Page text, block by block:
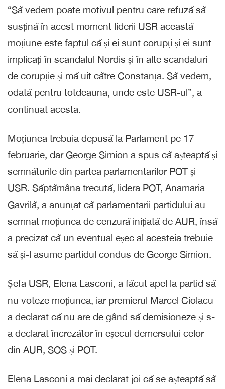
“Să vedem poate motivul pentru care refuză să
susțină în acest moment liderii USR această
moțiune este faptul că și ei sunt corupți și ei sunt
implicați în scandalul Nordis și în alte scandaluri
de corupție și mă uit către Constanța. Să vedem,
odată pentru totdeauna, unde este USR-ul”, a
continuat acesta.
Moțiunea trebuia depusă la Parlament pe 17
februarie, dar George Simion a spus că așteaptă și
semnăturile din partea parlamentarilor POT și
USR. Săptămâna trecută, lidera POT, Anamaria
Gavrilă, a anunțat că parlamentarii partidului au
semnat moțiunea de cenzură inițiată de AUR, însă
a precizat că un eventual eșec al acesteia trebuie
să și-l asume partidul condus de George Simion.
Șefa USR, Elena Lasconi, a făcut apel la partid să
nu voteze moțiunea, iar premierul Marcel Ciolacu
a declarat că nu are de gând să demisioneze și s-
a declarat încrezător în eșecul demersului celor
din AUR, SOS și POT.
Elena Lasconi a mai declarat joi că se așteaptă să